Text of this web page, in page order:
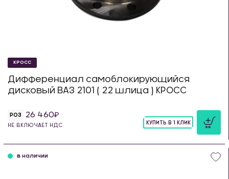
КРОСС
Дифференциал самоблокирующийся
дисковый ВАЗ 2101 ( 22 шлица ) КРОСС
РОЗ 26 460
НЕ ВКЛЮЧАЕТ НДС
КУПИТЬ В 1 КЛИК
в наличии